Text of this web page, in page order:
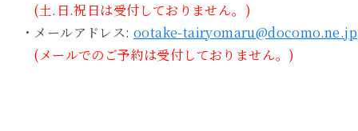
(土.日.祝日は受付しておりません。)
・メールアドレス: ootake-tairyomaru@docomo.ne.jp
(メールでのご予約は受付しておりません。)